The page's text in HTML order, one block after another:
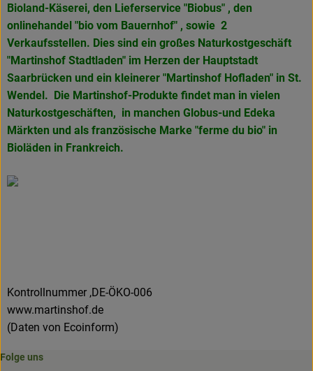
Bioland-Käserei, den Lieferservice "Biobus" , den
onlinehandel "bio vom Bauernhof" , sowie 2
Verkaufsstellen. Dies sind ein großes Naturkostgeschäft
"Martinshof Stadtladen" im Herzen der Hauptstadt
Saarbrücken und ein kleinerer "Martinshof Hofladen" in St.
Wendel. Die Martinshof-Produkte findet man in vielen
Naturkostgeschäften, in manchen Globus-und Edeka
Märkten und als französische Marke "ferme du bio" in
Bioläden in Frankreich.
Kontrollnummer ,DE-ÖKO-006
www.martinshof.de
(Daten von Ecoinform)
Folge uns